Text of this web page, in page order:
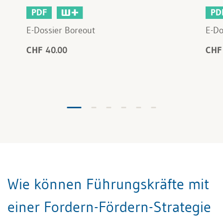
PDF
E-Dossier Boreout
CHF 40.00
E-
Wie können Führungskräfte mit
einer Fordern-Fördern-Strategie